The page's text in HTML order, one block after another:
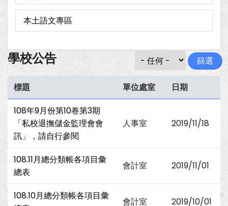
本土語文專區
學校公告
標題 單位處室
日期
108年9月份第10卷第3期
「私校退撫儲金監理會會
訊」，請自行參閱
人事室 2019/11/18
108.11月總分類帳各項目彙
總表
會計室 2019/11/01
108.10月總分類帳各項目彙
會計室 2019/10/01